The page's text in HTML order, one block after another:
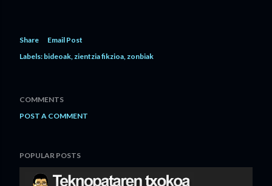
Share
Email Post
Labels: bideoak zientzia fikzioa zonbiak
COMMENTS
POST A COMMENT
POPULAR POSTS